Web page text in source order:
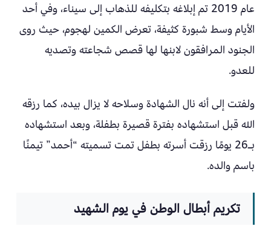
عام 2019 تم إبلاغه بتكليفه للذهاب إلى سيناء، وفي أحد
الأيام وسط شبورة كثيفة، تعرض الكمين لهجوم، حيث روى
الجنود المرافقون لابنها لها قصص شجاعته وتصديه
للعدو.
ولفتت إلى أنه نال الشهادة وسلاحه لا يزال بيده، كما رزقه
الله قبل استشهاده بفترة قصيرة بطفلة، وبعد استشهاده
بـ26 يومًا رزقت أسرته بطفل تمت تسميته “أحمد” تيمنًا
باسم والده.
تكريم أبطال الوطن في يوم الشهيد